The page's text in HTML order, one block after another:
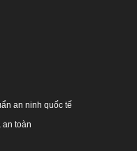
an ninh quốc tế
an toàn